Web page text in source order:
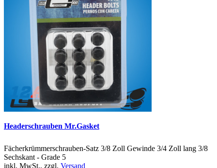
Headerschrauben Mr.Gasket
Fächerkrümmerschrauben-Satz 3/8 Zoll Gewinde 3/4 Zoll lang 3/8
Sechskant - Grade 5
inkl. MwSt., zzgl. Versand